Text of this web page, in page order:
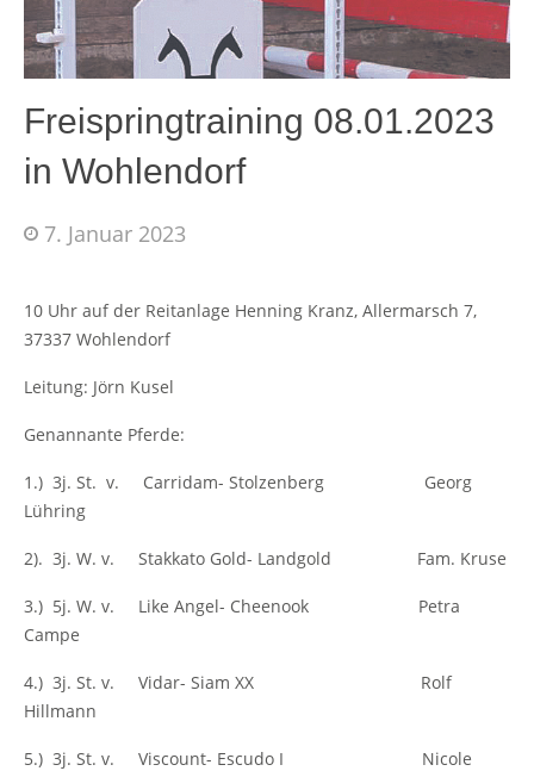
Freispringtraining 08.01.2023
in Wohlendorf
7. Januar 2023
10 Uhr auf der Reitanlage Henning Kranz, Allermarsch 7,
37337 Wohlendorf
Leitung: Jörn Kusel
Genannante Pferde:
1.) 3j. St. v. Carridam- Stolzenberg Georg
Lühring
2). 3j. W. v. Stakkato Gold- Landgold Fam. Kruse
3.) 5j. W. v. Like Angel- Cheenook Petra
Campe
4.) 3j. St. v. Vidar- Siam XX Rolf
Hillmann
5.) 3j. St. v. Viscount- Escudo I Nicole